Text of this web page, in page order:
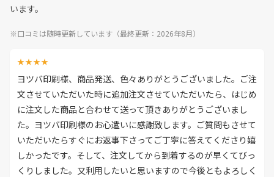
います。
※口コミは随時更新しています（最終更新：2026年8月）
★★★★
ヨツバ印刷様、商品発送、色々ありがとうございました。ご注
文させていただいた時に追加注文させていただいたら、はじめ
に注文した商品と合わせて送って頂きありがとうございまし
た。ヨツバ印刷様のお心遣いに感謝致します。ご質問もさせて
いただいたらすぐにお返事下さってご丁寧に答えてくださり嬉
しかったです。そして、注文してから到着するのが早くてびっ
くりしました。又利用したいと思いますので今後ともよろしく